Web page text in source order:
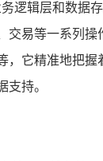
逻辑层和数
易等一系列
它精准地把
持。